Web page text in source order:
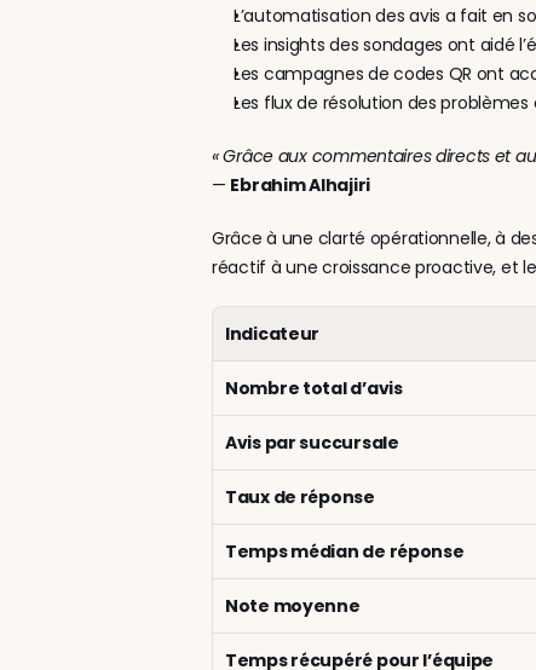
L’automatisation des avis a fait en
Les insights des sondages ont aidé
Les campagnes de codes QR ont
Les flux de résolution des
« Grâce aux commentaires directs et
— Ebrahim Alhajiri
Grâce à une clarté opérationnelle, à
réactif à une croissance proactive, et
Indicateur
Nombre total d’avis
Avis par succursale
Taux de réponse
Temps médian de réponse
Note moyenne
Temps récupéré pour l’équipe